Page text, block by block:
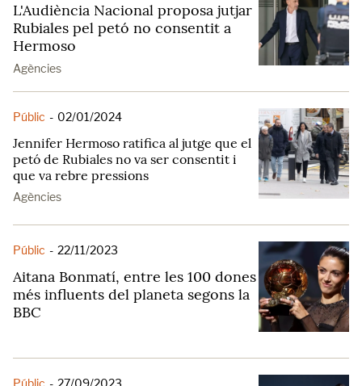
L'Audiència Nacional proposa jutjar
Rubiales pel petó no consentit a
Hermoso
Agències
Públic - 02/01/2024
Jennifer Hermoso ratifica al jutge que el
petó de Rubiales no va ser consentit i
que va rebre pressions
Agències
Públic - 22/11/2023
Aitana Bonmatí, entre les 100 dones
més influents del planeta segons la
BBC
Públic - 27/09/2023